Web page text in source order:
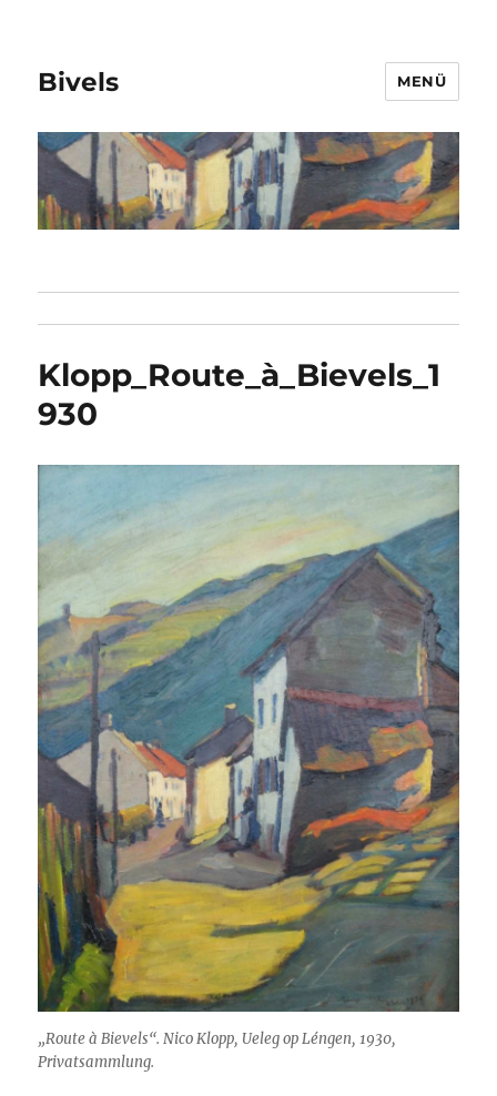
Bivels MENÜ
Klopp_Route_à_Bievels_1
930
„Route à Bievels“. Nico Klopp, Ueleg op Léngen, 1930,
Privatsammlung.